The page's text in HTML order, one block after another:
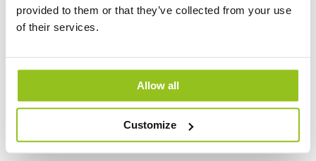
provided to them or that they’ve collected from your use
of their services.
Allow all
Customize
Färgtemp (K)
Ljusutbyte (lm/W) 182